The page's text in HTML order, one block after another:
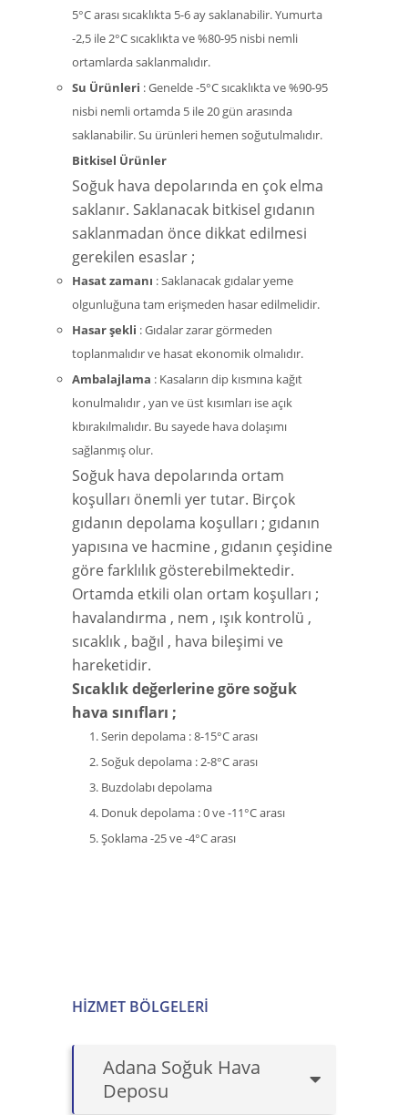
HIZMET BÖLGELERI
Adana Soğuk Hava
Deposu
5°C arası sıcaklıkta 5-6 ay saklanabilir. Yumurta
-2,5 ile 2°C sıcaklıkta ve %80-95 nisbi nemli
ortamlarda saklanmalıdır.
Su Ürünleri : Genelde -5°C sıcaklıkta ve %90-95
nisbi nemli ortamda 5 ile 20 gün arasında
saklanabilir. Su ürünleri hemen soğutulmalıdır.
Bitkisel Ürünler
Soğuk hava depolarında en çok elma
saklanır. Saklanacak bitkisel gıdanın
saklanmadan önce dikkat edilmesi
gerekilen esaslar ;
Hasat zamanı : Saklanacak gıdalar yeme
olgunluğuna tam erişmeden hasar edilmelidir.
Hasar şekli : Gıdalar zarar görmeden
toplanmalıdır ve hasat ekonomik olmalıdır.
Ambalajlama : Kasaların dip kısmına kağıt
konulmalıdır , yan ve üst kısımları ise açık
kbırakılmalıdır. Bu sayede hava dolaşımı
sağlanmış olur.
Soğuk hava depolarında ortam
koşulları önemli yer tutar. Birçok
gıdanın depolama koşulları ; gıdanın
yapısına ve hacmine , gıdanın çeşidine
göre farklılık gösterebilmektedir.
Ortamda etkili olan ortam koşulları ;
havalandırma , nem , ışık kontrolü ,
sıcaklık , bağıl , hava bileşimi ve
hareketidir.
Sıcaklık değerlerine göre soğuk
hava sınıfları ;
Serin depolama : 8-15°C arası
Soğuk depolama : 2-8°C arası
Buzdolabı depolama
Donuk depolama : 0 ve -11°C arası
Şoklama -25 ve -4°C arası